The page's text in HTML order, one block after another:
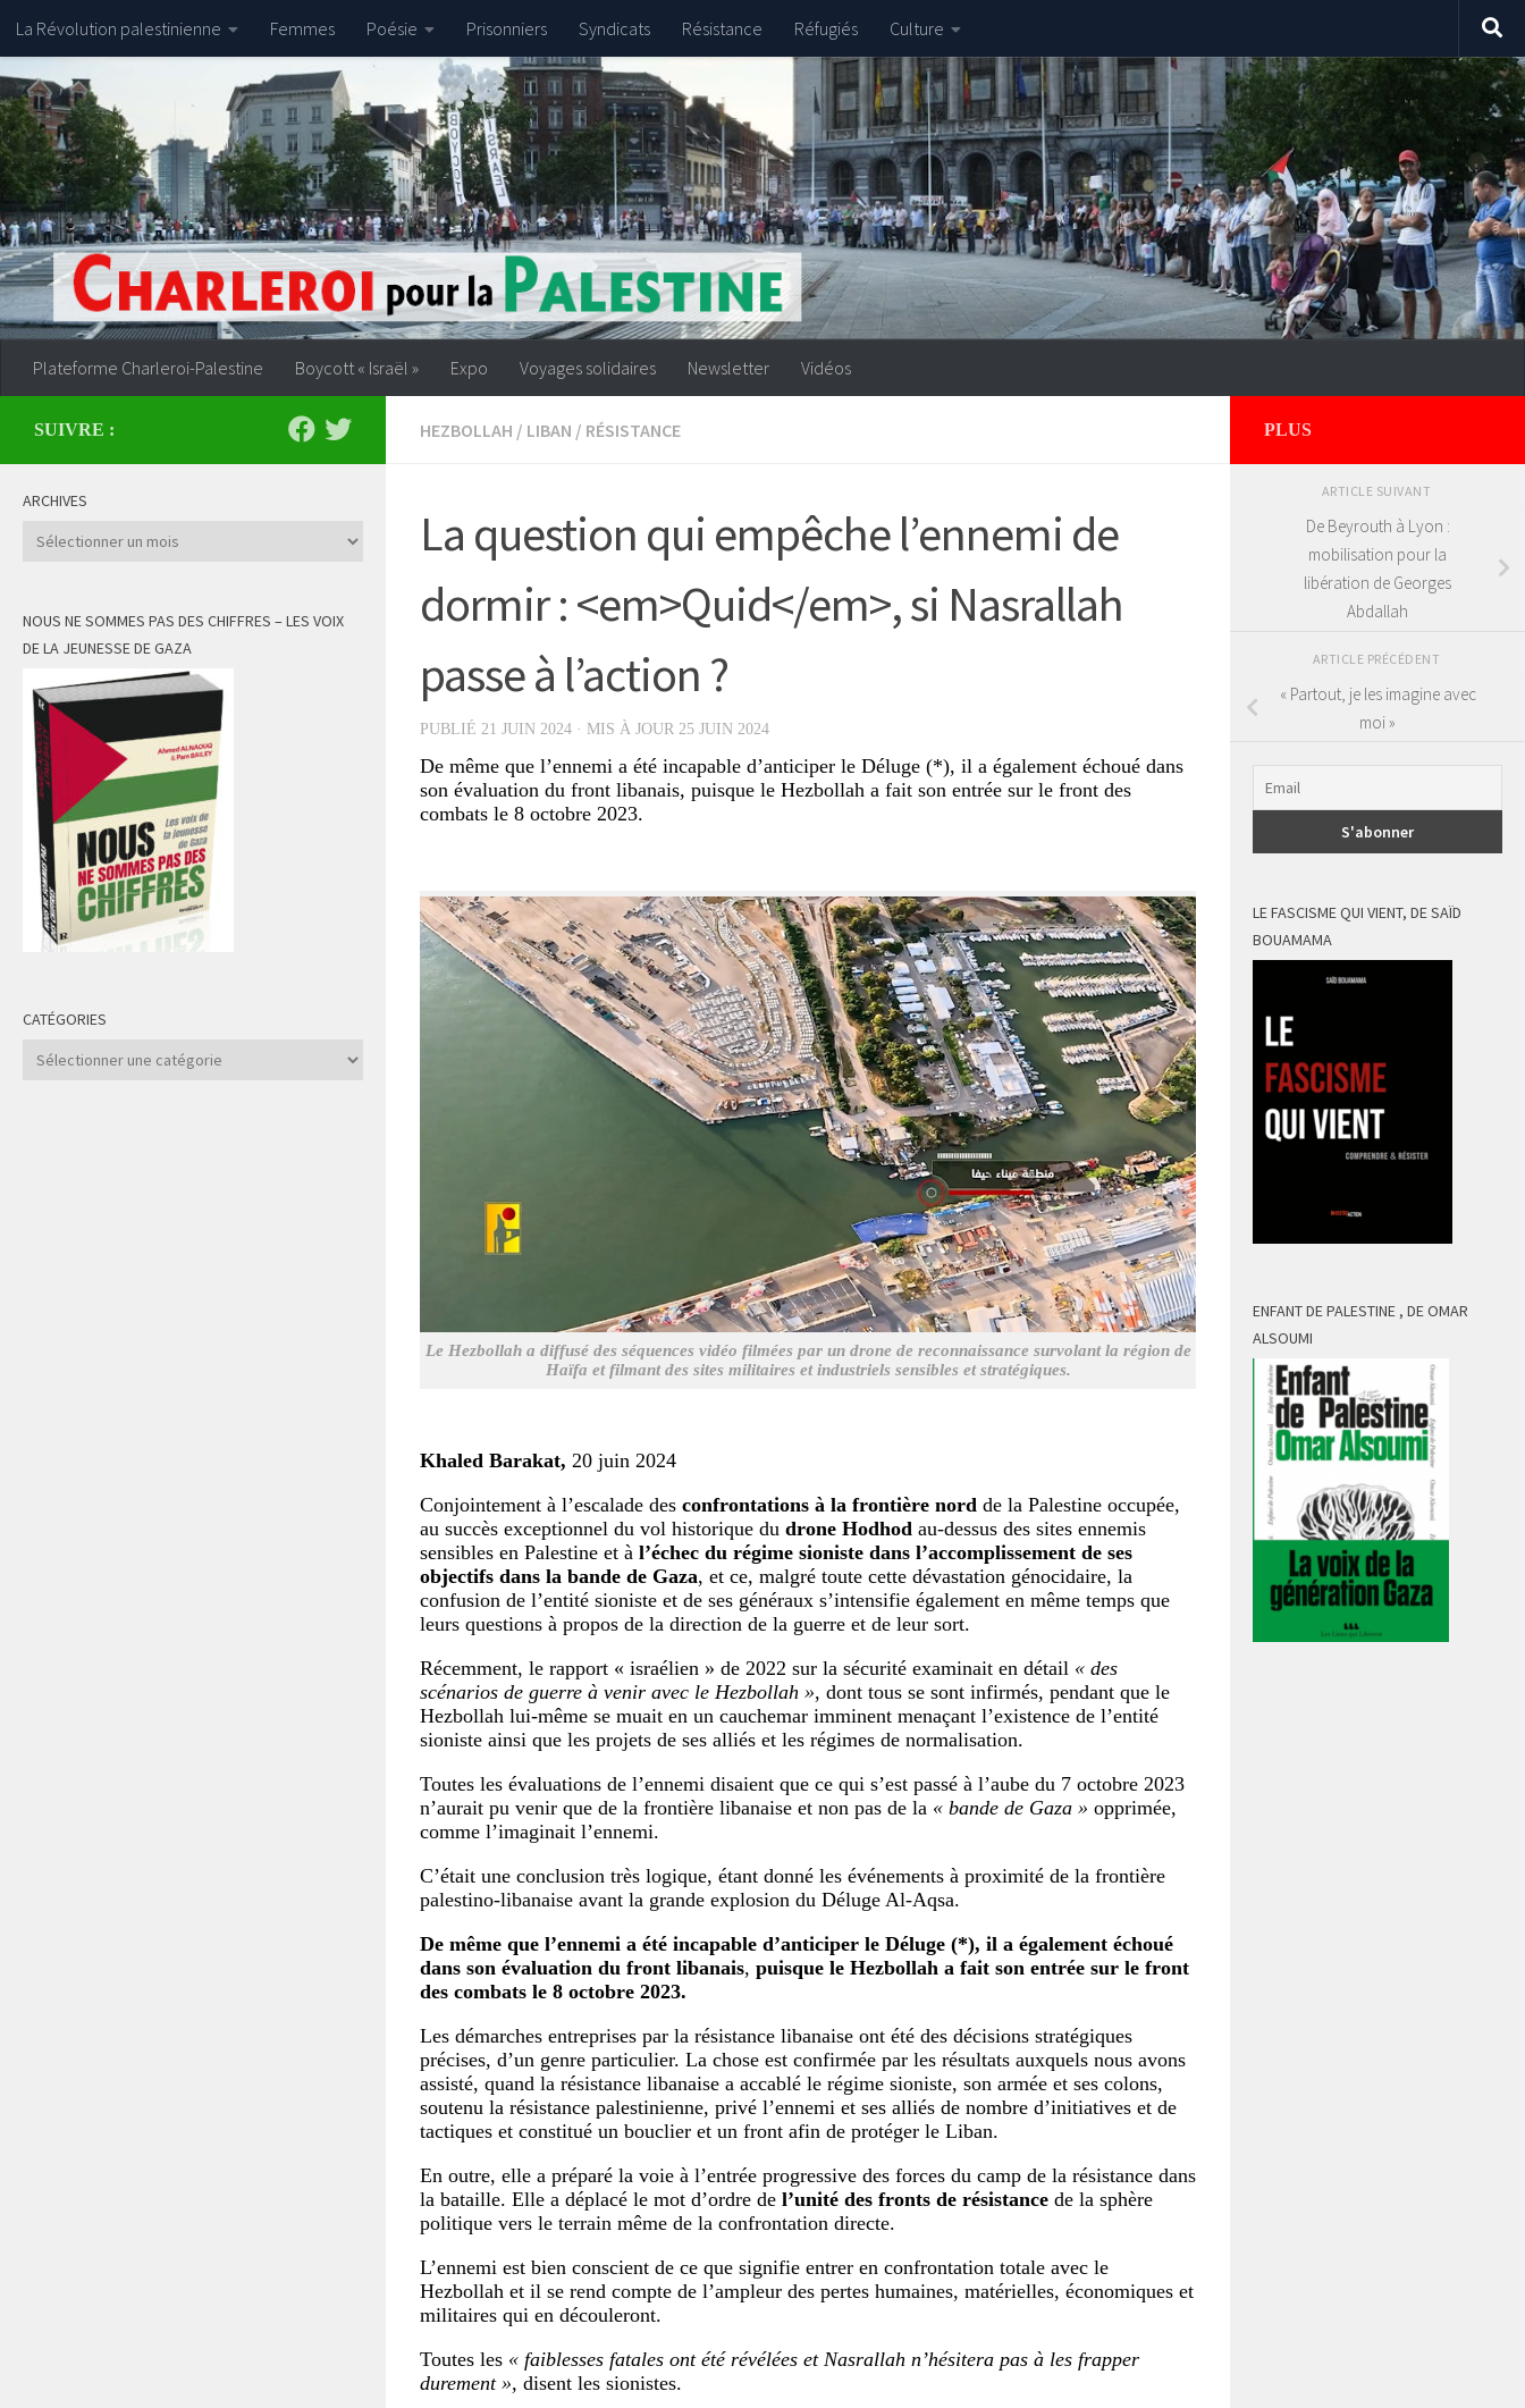
Skip to content
La Révolution palestinienne Femmes Poésie Prisonniers Syndicats Résistance Réfugiés Culture
Plateforme Charleroi-Palestine Boycott « Israël » Expo Voyages solidaires Newsletter Vidéos
HEZBOLLAH / LIBAN / RÉSISTANCE
La question qui empêche l’ennemi de
dormir : <em>Quid</em>, si Nasrallah
passe à l’action ?
PUBLIÉ 21 JUIN 2024 · MIS À JOUR 25 JUIN 2024
De même que l’ennemi a été incapable d’anticiper le Déluge (*), il a également échoué dans
son évaluation du front libanais, puisque le Hezbollah a fait son entrée sur le front des
combats le 8 octobre 2023.
Le Hezbollah a diffusé des séquences vidéo filmées par un drone de reconnaissance survolant la région de
Haïfa et filmant des sites militaires et industriels sensibles et stratégiques.
Khaled Barakat, 20 juin 2024
Conjointement à l’escalade des confrontations à la frontière nord de la Palestine occupée,
au succès exceptionnel du vol historique du drone Hodhod au-dessus des sites ennemis
sensibles en Palestine et à l’échec du régime sioniste dans l’accomplissement de ses
objectifs dans la bande de Gaza, et ce, malgré toute cette dévastation génocidaire, la
confusion de l’entité sioniste et de ses généraux s’intensifie également en même temps que
leurs questions à propos de la direction de la guerre et de leur sort.
Récemment, le rapport « israélien » de 2022 sur la sécurité examinait en détail « des
scénarios de guerre à venir avec le Hezbollah », dont tous se sont infirmés, pendant que le
Hezbollah lui-même se muait en un cauchemar imminent menaçant l’existence de l’entité
sioniste ainsi que les projets de ses alliés et les régimes de normalisation.
Toutes les évaluations de l’ennemi disaient que ce qui s’est passé à l’aube du 7 octobre 2023
n’aurait pu venir que de la frontière libanaise et non pas de la « bande de Gaza » opprimée,
comme l’imaginait l’ennemi.
C’était une conclusion très logique, étant donné les événements à proximité de la frontière
palestino-libanaise avant la grande explosion du Déluge Al-Aqsa.
De même que l’ennemi a été incapable d’anticiper le Déluge (*), il a également échoué
dans son évaluation du front libanais, puisque le Hezbollah a fait son entrée sur le front
des combats le 8 octobre 2023.
Les démarches entreprises par la résistance libanaise ont été des décisions stratégiques
précises, d’un genre particulier. La chose est confirmée par les résultats auxquels nous avons
assisté, quand la résistance libanaise a accablé le régime sioniste, son armée et ses colons,
soutenu la résistance palestinienne, privé l’ennemi et ses alliés de nombre d’initiatives et de
tactiques et constitué un bouclier et un front afin de protéger le Liban.
En outre, elle a préparé la voie à l’entrée progressive des forces du camp de la résistance dans
la bataille. Elle a déplacé le mot d’ordre de l’unité des fronts de résistance de la sphère
politique vers le terrain même de la confrontation directe.
L’ennemi est bien conscient de ce que signifie entrer en confrontation totale avec le
Hezbollah et il se rend compte de l’ampleur des pertes humaines, matérielles, économiques et
militaires qui en découleront.
Toutes les « faiblesses fatales ont été révélées et Nasrallah n’hésitera pas à les frapper
durement », disent les sionistes.
SUIVRE :
ARCHIVES
Archives
NOUS NE SOMMES PAS DES CHIFFRES – LES VOIX
DE LA JEUNESSE DE GAZA
CATÉGORIES
Catégories
PLUS
ARTICLE SUIVANT
De Beyrouth à Lyon :
mobilisation pour la
libération de Georges
Abdallah
ARTICLE PRÉCÉDENT
« Partout, je les imagine avec
moi »
LE FASCISME QUI VIENT, DE SAÏD
BOUAMAMA
ENFANT DE PALESTINE , DE OMAR
ALSOUMI